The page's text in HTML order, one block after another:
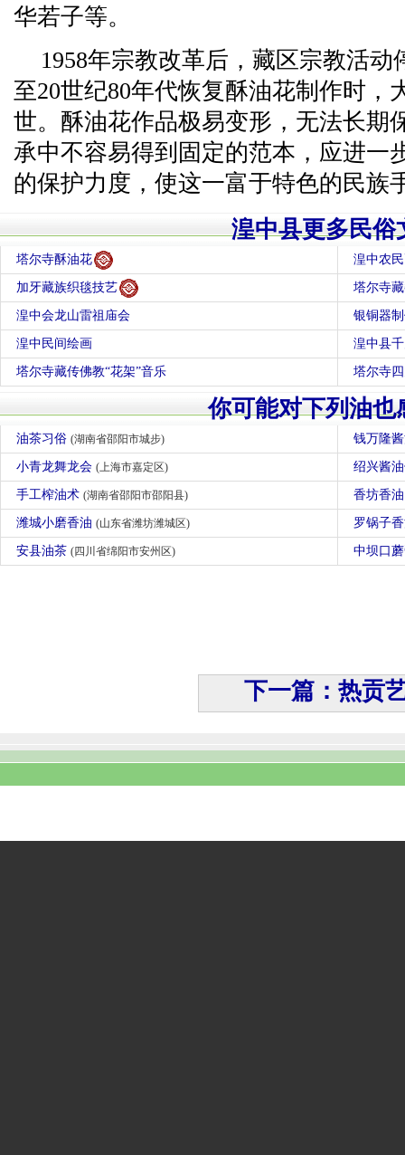
华若子等。
1958年宗教改革后，藏区宗教活
至20世纪80年代恢复酥油花制作时，
世。酥油花作品极易变形，无法长期
承中不容易得到固定的范本，应进一
的保护力度，使这一富于特色的民族
湟中县更多民俗
塔尔寺酥油花 湟中农
加牙藏族织毯技艺 塔尔寺
湟中会龙山雷祖庙会 银铜器
湟中民间绘画 湟中县
塔尔寺藏传佛教“花架”音乐 塔尔寺
你可能对下列油也
油茶习俗 (湖南省邵阳市城步) 钱万隆
小青龙舞龙会 (上海市嘉定区) 绍兴酱
手工榨油术 (湖南省邵阳市邵阳县) 香坊香
潍城小磨香油 (山东省潍坊潍城区) 罗锅子
安县油茶 (四川省绵阳市安州区) 中坝口
下一篇：热贡